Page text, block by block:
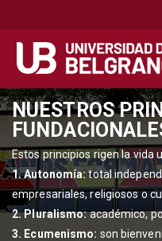
Pasar
al
contenido
principal
NUESTROS
Estos principios rigen la vida
1. Autonomía:total
empresariales, religiosos o
2. Pluralismo:académico,
3. Ecumenismo: son